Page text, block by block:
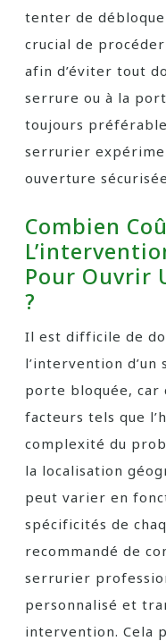
tenter de
crucial de
afin d’éviter tout
serrure ou à la
toujours
serrurier
ouverture
Combien
Pour Ouvrir
?
Il est difficile de
l’intervention
porte bloquée, car
facteurs tels que
complexité du
la localisation
peut varier en
spécificités de
recommandé de
serrurier
personnalisé et
intervention. Cela